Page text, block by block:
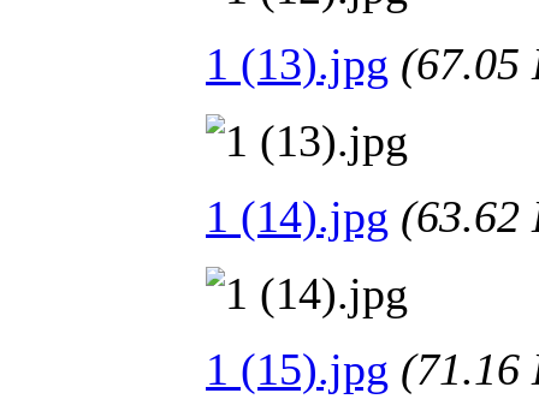
1 (13).jpg (67.05
1 (14).jpg (63.62
1 (15).jpg (71.16